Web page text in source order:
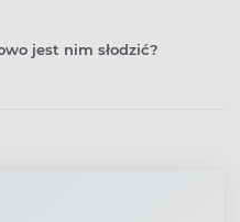
jest nim słodzić?